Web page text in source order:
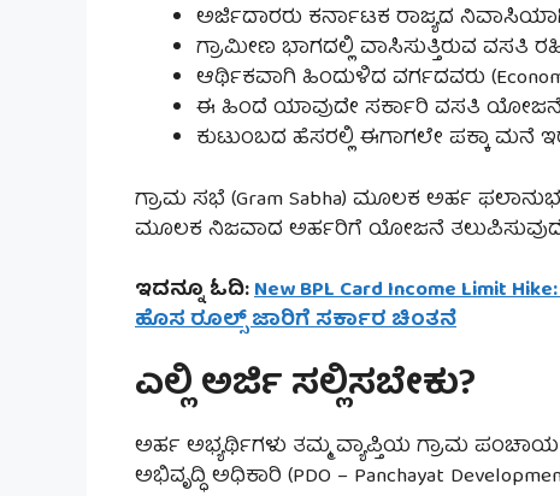
ಅರ್ಜಿದಾರರು ಕರ್ನಾಟಕ ರಾಜ್ಯದ
ಗ್ರಾಮೀಣ ಭಾಗದಲ್ಲಿ ವಾಸಿಸುತ್ತಿರುವ ವಸತಿ
ಆರ್ಥಿಕವಾಗಿ ಹಿಂದುಳಿದ ವರ್ಗದವರು
ಈ ಹಿಂದೆ ಯಾವುದೇ ಸರ್ಕಾರಿ ವಸತಿ
ಕುಟುಂಬದ ಹೆಸರಲ್ಲಿ ಈಗಾಗಲೇ ಪಕ್ಕಾ ಮನೆ
ಗ್ರಾಮ ಸಭೆ (Gram Sabha) ಮೂಲಕ ಅರ್ಹ
ಮೂಲಕ ನಿಜವಾದ ಅರ್ಹರಿಗೆ ಯೋಜನೆ
ಇದನ್ನೂ ಓದಿ:New BPL Card Income
ಹೊಸ ರೂಲ್ಸ್ ಜಾರಿಗೆ ಸರ್ಕಾರ ಚಿಂತನೆ
ಎಲ್ಲಿ ಅರ್ಜಿ ಸಲ್ಲಿಸಬೇಕು?
ಅರ್ಹ ಅಭ್ಯರ್ಥಿಗಳು ತಮ್ಮ ವ್ಯಾಪ್ತಿಯ ಗ್ರಾಮ
ಅಭಿವೃದ್ಧಿ ಅಧಿಕಾರಿ (PDO – Panchayat